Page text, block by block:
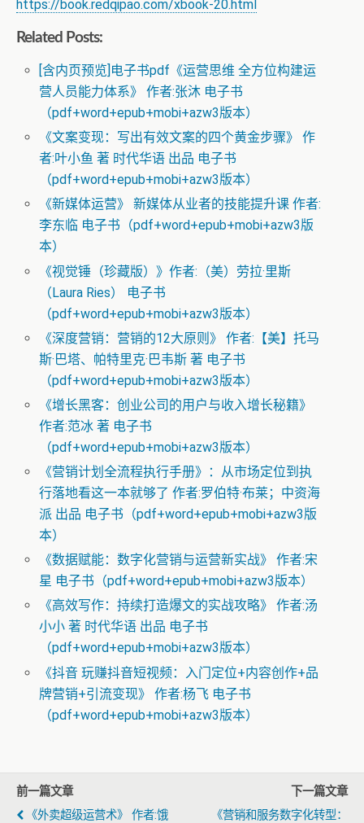
https://book.redqipao.com/xbook-20.html
Related Posts:
[含内页预览]电子书pdf《运营思维 全方位构建运
营人员能力体系》 作者:张沐 电子书
（pdf+word+epub+mobi+azw3版本）
《文案变现：写出有效文案的四个黄金步骤》 作
者:叶小鱼 著 时代华语 出品 电子书
（pdf+word+epub+mobi+azw3版本）
《新媒体运营》 新媒体从业者的技能提升课 作者:
李东临 电子书（pdf+word+epub+mobi+azw3版
本）
《视觉锤（珍藏版）》作者:（美）劳拉·里斯
（Laura Ries） 电子书
（pdf+word+epub+mobi+azw3版本）
《深度营销：营销的12大原则》 作者:【美】托马
斯·巴塔、帕特里克·巴韦斯 著 电子书
（pdf+word+epub+mobi+azw3版本）
《增长黑客：创业公司的用户与收入增长秘籍》
作者:范冰 著 电子书
（pdf+word+epub+mobi+azw3版本）
《营销计划全流程执行手册》：从市场定位到执
行落地看这一本就够了 作者:罗伯特·布莱；中资海
派 出品 电子书（pdf+word+epub+mobi+azw3版
本）
《数据赋能：数字化营销与运营新实战》 作者:宋
星 电子书（pdf+word+epub+mobi+azw3版本）
《高效写作：持续打造爆文的实战攻略》 作者:汤
小小 著 时代华语 出品 电子书
（pdf+word+epub+mobi+azw3版本）
《抖音 玩赚抖音短视频：入门定位+内容创作+品
牌营销+引流变现》 作者:杨飞 电子书
（pdf+word+epub+mobi+azw3版本）
前一篇文章
《外卖超级运营术》 作者:饿
下一篇文章
《营销和服务数字化转型：